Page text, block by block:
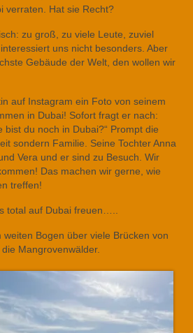
verraten. Hat sie Recht?
zu groß, zu viele Leute, zuviel
uns nicht besonders. Aber
Gebäude der Welt, den wollen wir
auf Instagram ein Foto von seinem
in Dubai! Sofort fragt er nach:
bist du noch in Dubai?“ Prompt die
sondern Familie. Seine Tochter Anna
Vera und er sind zu Besuch. Wir
Das machen wir gerne, wie
treffen!
total auf Dubai freuen…..
Bogen über viele Brücken von
Mangrovenwälder.